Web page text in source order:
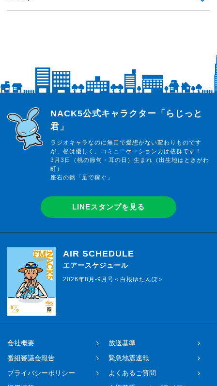
らじっと君
NACK5公式キャラクター「らじっと
君」
ラジオキャラなのに無口で愛想がない変わりものです
が、根は優しく、コミュニケーション力は抜群です！
3月3日（桃の節句・耳の日）生まれ（出生地はときがわ
町）
座右の銘「足で稼ぐ」
LINEスタンプを見る
AIR SCHEDULE
エアースケジュール
2026年8月-9月号＜白根ゆたんぽ＞
会社概要
放送基準
番組審議会報告
緊急地震速報
プライバシーポリシー
よくあるご質問